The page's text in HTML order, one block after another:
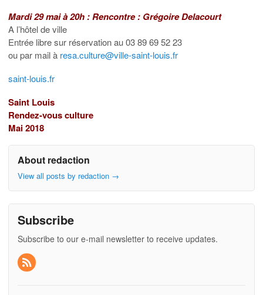
Mardi 29 mai à 20h : Rencontre : Grégoire Delacourt
A l’hôtel de ville
Entrée libre sur réservation au 03 89 69 52 23
ou par mail à resa.culture@ville-saint-louis.fr
saint-louis.fr
Saint Louis
Rendez-vous culture
Mai 2018
About redaction
View all posts by redaction →
Subscribe
Subscribe to our e-mail newsletter to receive updates.